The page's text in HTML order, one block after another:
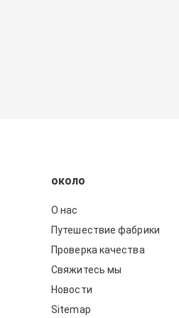
около
О нас
Путешествие фабрики
Проверка качества
Свяжитесь мы
Новости
Sitemap